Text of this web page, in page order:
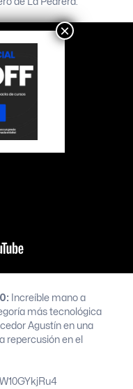
Increíble mano a
más tecnológica
Agustín en una
repercusión en el
×